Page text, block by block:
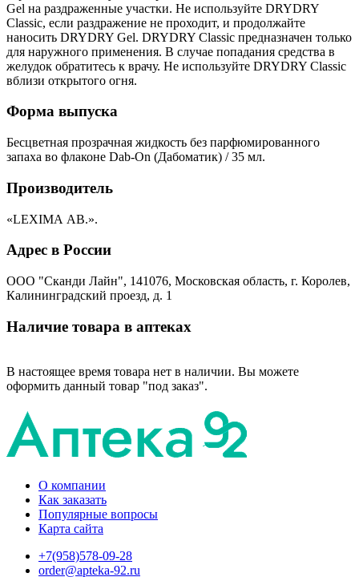
Gel на раздраженные участки. Не используйте DRYDRY
Classic, если раздражение не проходит, и продолжайте
наносить DRYDRY Gel. DRYDRY Classic предназначен только
для наружного применения. В случае попадания средства в
желудок обратитесь к врачу. Не используйте DRYDRY Classic
вблизи открытого огня.
Форма выпуска
Бесцветная прозрачная жидкость без парфюмированного
запаха во флаконе Dab-On (Дабоматик) / 35 мл.
Производитель
«LEXIМА АВ.».
Адрес в России
ООО "Сканди Лайн", 141076, Московская область, г. Королев,
Калининградский проезд, д. 1
Наличие товара в аптеках
В настоящее время товара нет в наличии. Вы можете
оформить данный товар "под заказ".
О компании
Как заказать
Популярные вопросы
Карта сайта
+7(958)578-09-28
order@apteka-92.ru